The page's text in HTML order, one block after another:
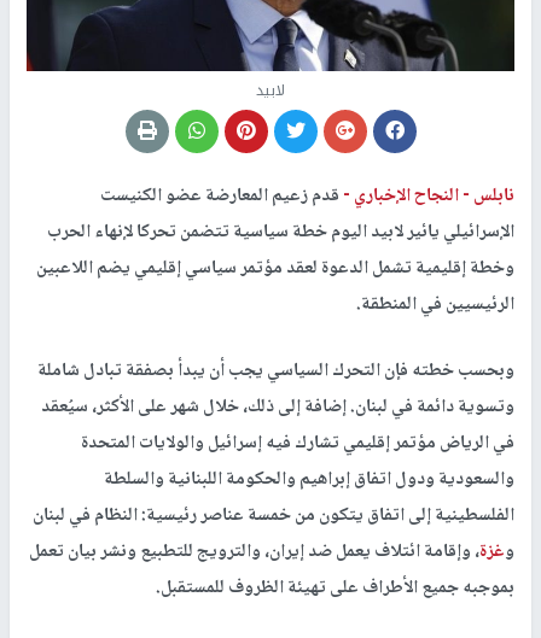
لابيد
نابلس -النجاح الإخباري -قدم زعيم المعارضة عضو الكنيست
الإسرائيلي يائير لابيد اليوم خطة سياسية تتضمن تحركا لإنهاء الحرب
وخطة إقليمية تشمل الدعوة لعقد مؤتمر سياسي إقليمي يضم اللاعبين
الرئيسيين في المنطقة.
وبحسب خطته فإن التحرك السياسي يجب أن يبدأ بصفقة تبادل شاملة
وتسوية دائمة في لبنان. إضافة إلى ذلك، خلال شهر على الأكثر، سيُعقد
في الرياض مؤتمر إقليمي تشارك فيه إسرائيل والولايات المتحدة
والسعودية ودول اتفاق إبراهيم والحكومة اللبنانية والسلطة
الفلسطينية إلى اتفاق يتكون من خمسة عناصر رئيسية: النظام في لبنان
وغزة، وإقامة ائتلاف يعمل ضد إيران، والترويج للتطبيع ونشر بيان تعمل
بموجبه جميع الأطراف على تهيئة الظروف للمستقبل.